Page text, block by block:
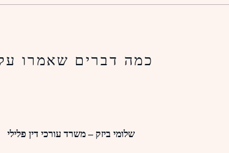
כמה דברים שאמרו
שלומי ביזק – משרד עורכי דין פלילי